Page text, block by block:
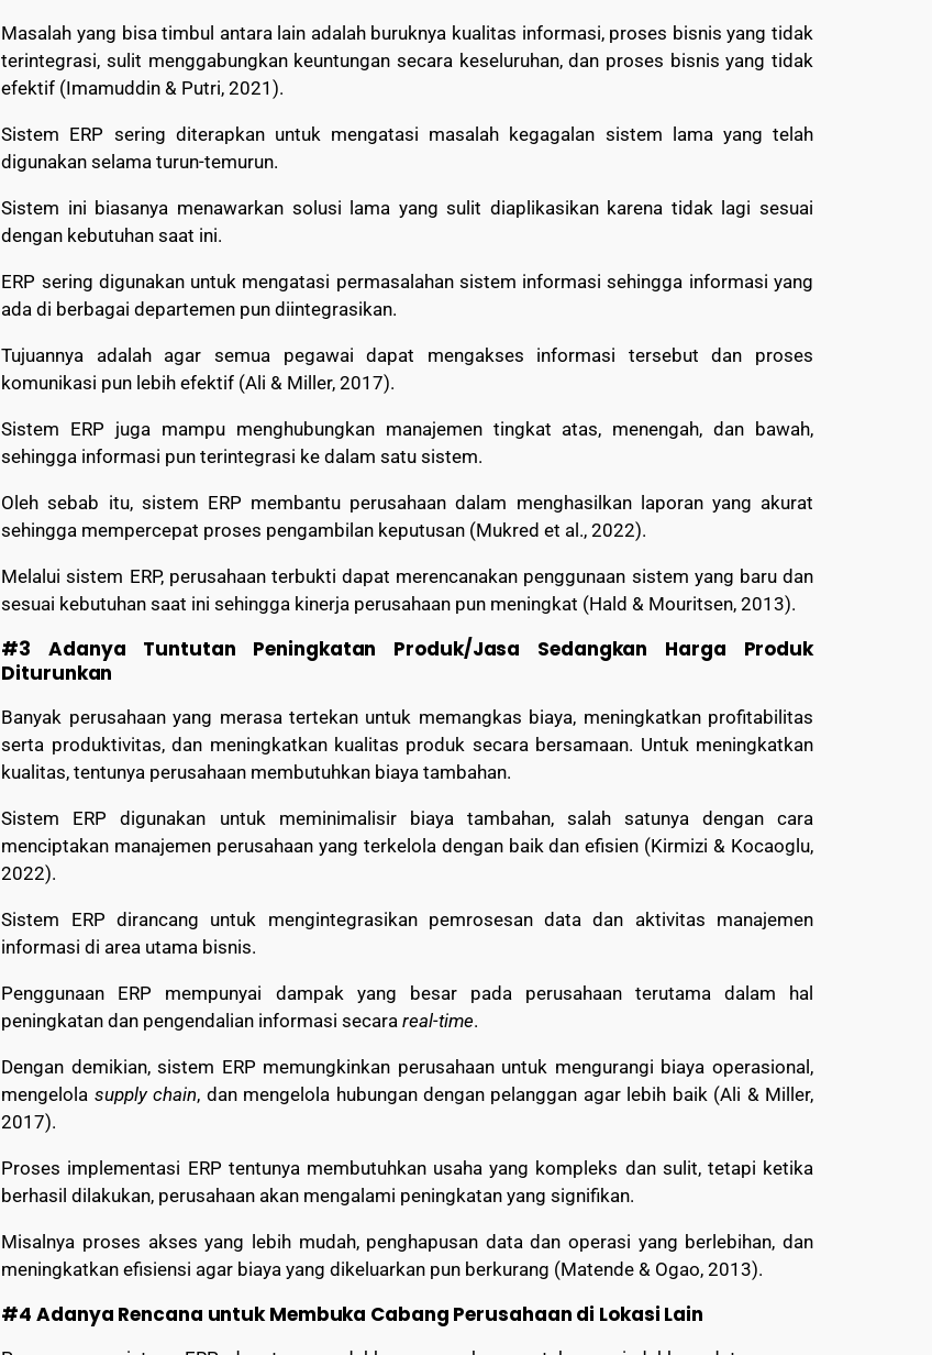
Masalah yang bisa timbul antara lain adalah buruknya kualitas informasi, proses bisnis yang tidak
terintegrasi, sulit menggabungkan keuntungan secara keseluruhan, dan proses bisnis yang tidak
efektif (Imamuddin & Putri, 2021).
Sistem ERP sering diterapkan untuk mengatasi masalah kegagalan sistem lama yang telah
digunakan selama turun-temurun.
Sistem ini biasanya menawarkan solusi lama yang sulit diaplikasikan karena tidak lagi sesuai
dengan kebutuhan saat ini.
ERP sering digunakan untuk mengatasi permasalahan sistem informasi sehingga informasi yang
ada di berbagai departemen pun diintegrasikan.
Tujuannya adalah agar semua pegawai dapat mengakses informasi tersebut dan proses
komunikasi pun lebih efektif (Ali & Miller, 2017).
Sistem ERP juga mampu menghubungkan manajemen tingkat atas, menengah, dan bawah,
sehingga informasi pun terintegrasi ke dalam satu sistem.
Oleh sebab itu, sistem ERP membantu perusahaan dalam menghasilkan laporan yang akurat
sehingga mempercepat proses pengambilan keputusan (Mukred et al., 2022).
Melalui sistem ERP, perusahaan terbukti dapat merencanakan penggunaan sistem yang baru dan
sesuai kebutuhan saat ini sehingga kinerja perusahaan pun meningkat (Hald & Mouritsen, 2013).
#3 Adanya Tuntutan Peningkatan Produk/Jasa Sedangkan Harga Produk
Diturunkan
Banyak perusahaan yang merasa tertekan untuk memangkas biaya, meningkatkan profitabilitas
serta produktivitas, dan meningkatkan kualitas produk secara bersamaan. Untuk meningkatkan
kualitas, tentunya perusahaan membutuhkan biaya tambahan.
Sistem ERP digunakan untuk meminimalisir biaya tambahan, salah satunya dengan cara
menciptakan manajemen perusahaan yang terkelola dengan baik dan efisien (Kirmizi & Kocaoglu,
2022).
Sistem ERP dirancang untuk mengintegrasikan pemrosesan data dan aktivitas manajemen
informasi di area utama bisnis.
Penggunaan ERP mempunyai dampak yang besar pada perusahaan terutama dalam hal
peningkatan dan pengendalian informasi secarareal-time.
Dengan demikian, sistem ERP memungkinkan perusahaan untuk mengurangi biaya operasional,
mengelola supply chain, dan mengelola hubungan dengan pelanggan agar lebih baik (Ali & Miller,
2017).
Proses implementasi ERP tentunya membutuhkan usaha yang kompleks dan sulit, tetapi ketika
berhasil dilakukan, perusahaan akan mengalami peningkatan yang signifikan.
Misalnya proses akses yang lebih mudah, penghapusan data dan operasi yang berlebihan, dan
meningkatkan efisiensi agar biaya yang dikeluarkan pun berkurang (Matende & Ogao, 2013).
#4 Adanya Rencana untuk Membuka Cabang Perusahaan di Lokasi Lain